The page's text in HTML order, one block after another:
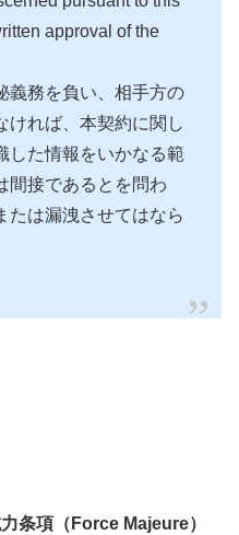
approval of the
義務を負い、相手方の
ければ、本契約に関し
した情報をいかなる範
間接であるとを問わ
たは漏洩させてはなら
条項（Force Majeure）